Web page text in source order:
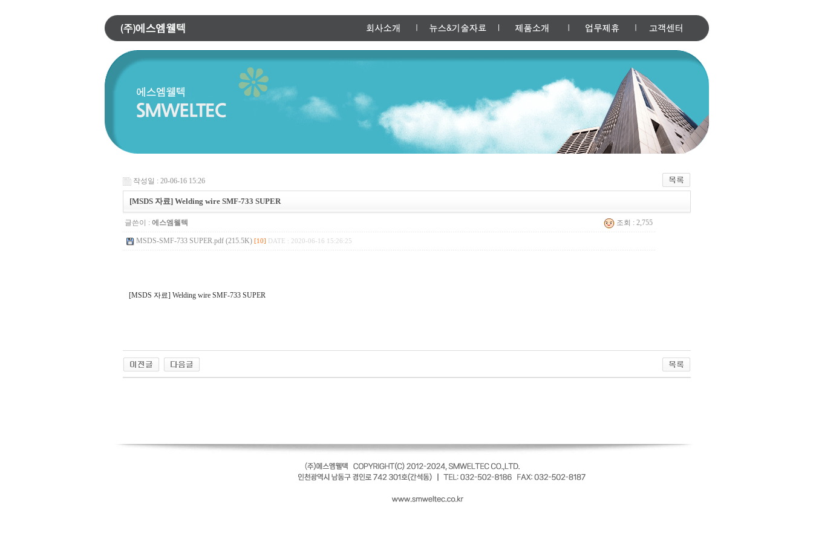
작성일 : 20-06-16 15:26
[MSDS 자료] Welding wire SMF-733 SUPER
글쓴이 : 에스엠웰텍 조회 : 2,755
MSDS-SMF-733 SUPER.pdf (215.5K) [10] DATE : 2020-06-16 15:26:25
[MSDS 자료] Welding wire SMF-733 SUPER